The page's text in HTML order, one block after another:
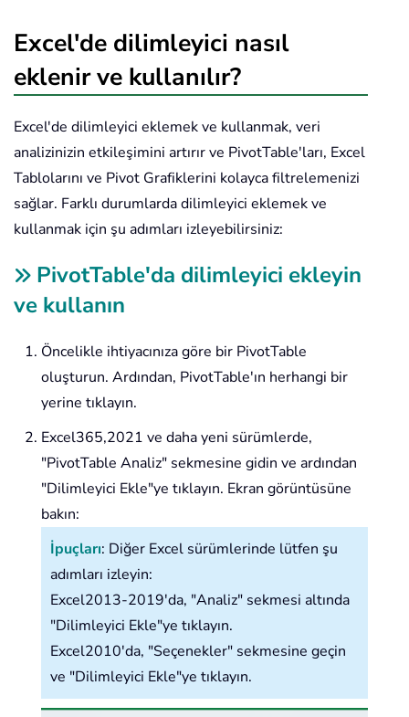
Excel'de dilimleyici nasıl
eklenir ve kullanılır?
Excel'de dilimleyici eklemek ve kullanmak, veri
analizinizin etkileşimini artırır ve PivotTable'ları, Excel
Tablolarını ve Pivot Grafiklerini kolayca filtrelemenizi
sağlar. Farklı durumlarda dilimleyici eklemek ve
kullanmak için şu adımları izleyebilirsiniz:
PivotTable'da dilimleyici ekleyin
ve kullanın
Öncelikle ihtiyacınıza göre bir PivotTable
oluşturun. Ardından, PivotTable'ın herhangi bir
yerine tıklayın.
Excel365,2021 ve daha yeni sürümlerde,
"PivotTable Analiz" sekmesine gidin ve ardından
"Dilimleyici Ekle"ye tıklayın. Ekran görüntüsüne
bakın:
İpuçları: Diğer Excel sürümlerinde lütfen şu
adımları izleyin:
Excel2013-2019'da, "Analiz" sekmesi altında
"Dilimleyici Ekle"ye tıklayın.
Excel2010'da, "Seçenekler" sekmesine geçin
ve "Dilimleyici Ekle"ye tıklayın.